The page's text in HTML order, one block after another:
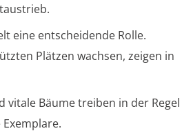
eine entscheidende Rolle.
Plätzen wachsen, zeigen in
vitale Bäume treiben in der Regel